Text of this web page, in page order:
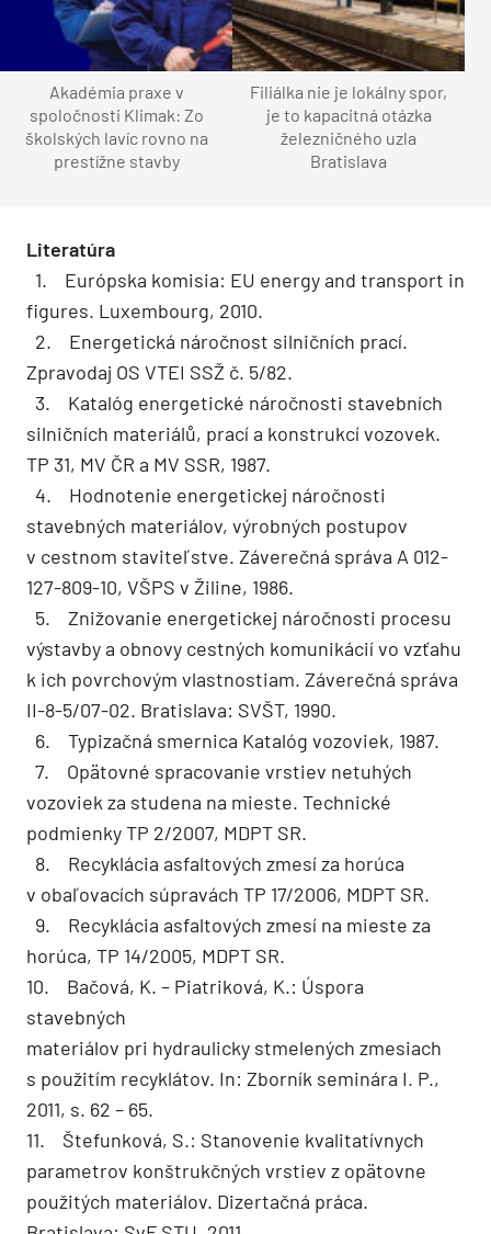
Akadémia praxe v
spoločnosti Klimak: Zo
školských lavíc rovno na
prestížne stavby
Filiálka nie je lokálny spor,
je to kapacitná otázka
železničného uzla
Bratislava
Literatúra
1. Európska komisia: EU energy and transport in
figures. Luxembourg, 2010.
2. Energetická náročnost silničních prací.
Zpravodaj OS VTEI SSŽ č. 5/82.
3. Katalóg energetické náročnosti stavebních
silničních materiálů, prací a konstrukcí vozovek.
TP 31, MV ČR a MV SSR, 1987.
4. Hodnotenie energetickej náročnosti
stavebných materiálov, výrobných postupov
v cestnom staviteľstve. Záverečná správa A 012-
127-809-10, VŠPS v Žiline, 1986.
5. Znižovanie energetickej náročnosti procesu
výstavby a obnovy cestných komunikácií vo vzťahu
k ich povrchovým vlastnostiam. Záverečná správa
II-8-5/07-02. Bratislava: SVŠT, 1990.
6. Typizačná smernica Katalóg vozoviek, 1987.
7. Opätovné spracovanie vrstiev netuhých
vozoviek za studena na mieste. Technické
podmienky TP 2/2007, MDPT SR.
8. Recyklácia asfaltových zmesí za horúca
v obaľovacích súpravách TP 17/2006, MDPT SR.
9. Recyklácia asfaltových zmesí na mieste za
horúca, TP 14/2005, MDPT SR.
10. Bačová, K. – Piatriková, K.: Úspora
stavebných
materiálov pri hydraulicky stmelených zmesiach
s použitím recyklátov. In: Zborník seminára I. P.,
2011, s. 62 – 65.
11. Štefunková, S.: Stanovenie kvalitatívnych
paramet­rov konštrukčných vrstiev z opätovne
použitých ma­teriálov. Dizertačná práca.